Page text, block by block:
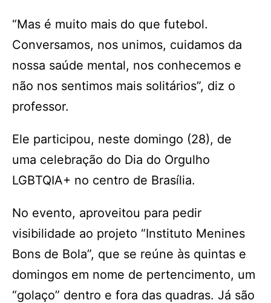
“Mas é muito mais do que futebol.
Conversamos, nos unimos, cuidamos da
nossa saúde mental, nos conhecemos e
não nos sentimos mais solitários”, diz o
professor.
Ele participou, neste domingo (28), de
uma celebração do Dia do Orgulho
LGBTQIA+ no centro de Brasília.
No evento, aproveitou para pedir
visibilidade ao projeto “Instituto Menines
Bons de Bola”, que se reúne às quintas e
domingos em nome de pertencimento, um
“golaço” dentro e fora das quadras. Já são